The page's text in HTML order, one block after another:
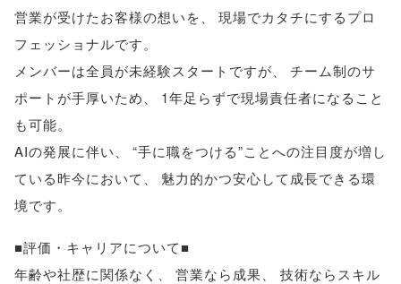
営業が受けたお客様の想いを
現場でカタチにするプロ
フェッショナルです。
メンバーは全員が未経験スタートですが
チーム制のサ
ポートが手厚いため
1年足らずで現場責任者になること
も可能。
AIの発展に伴い
“手に職をつける”ことへの注目度が増し
ている昨今において
魅力的かつ安心して成長できる環
境です。
■評価・キャリアについて■
年齢や社歴に関係なく
営業なら成果
技術ならスキル